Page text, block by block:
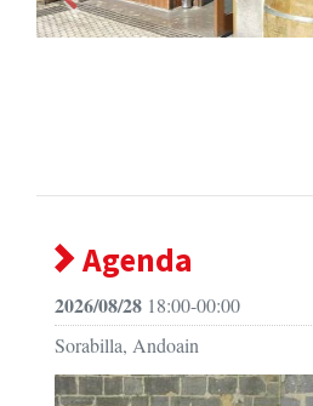
Previous
Agenda
2026/08/28 18:00-00:00
Sorabilla, Andoain